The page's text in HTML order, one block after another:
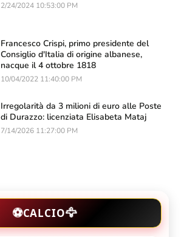
2/24/2024 10:53:00 PM
Francesco Crispi, primo presidente del
Consiglio d'Italia di origine albanese,
nacque il 4 ottobre 1818
10/04/2022 11:40:00 PM
Irregolarità da 3 milioni di euro alle Poste
di Durazzo: licenziata Elisabeta Mataj
7/14/2026 11:27:00 PM
⚽CALCIO🦅